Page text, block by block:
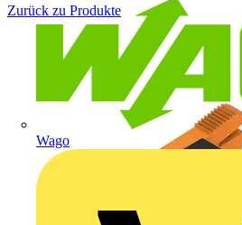
Wago
Zurück zu Produkte